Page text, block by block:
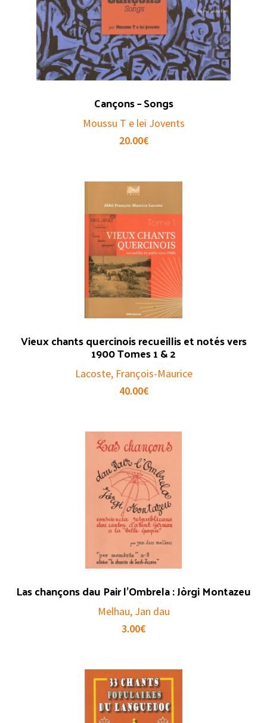
Cançons – Songs
Moussu T e lei Jovents
20.00€
Vieux chants quercinois recueillis et notés vers
1900 Tomes 1 & 2
Lacoste, François-Maurice
40.00€
Las chançons dau Pair l’Ombrela : Jòrgi Montazeu
Melhau, Jan dau
3.00€